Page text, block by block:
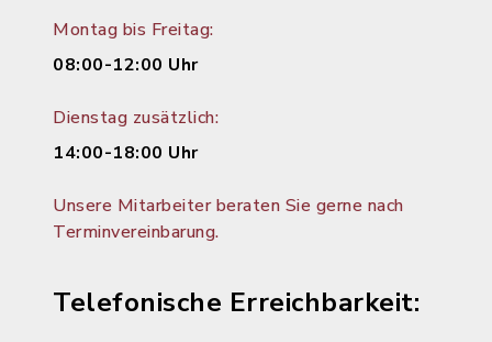
Montag bis Freitag:
08:00-12:00 Uhr
Dienstag zusätzlich:
14:00-18:00 Uhr
Unsere Mitarbeiter beraten Sie gerne nach
Terminvereinbarung.
Telefonische Erreichbarkeit: